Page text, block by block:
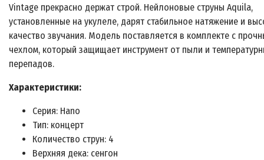
Vintage прекрасно держат строй. Нейлоновые струны Aquila,
установленные на укулеле, дарят стабильное натяжение и
качество звучания. Модель поставляется в комплекте с
чехлом, который защищает инструмент от пыли и
перепадов.
Характеристики:
Серия: Hano
Тип: концерт
Количество струн: 4
Верхняя дека: сенгон